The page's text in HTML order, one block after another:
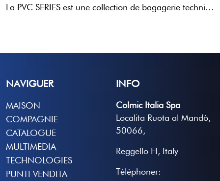
La PVC SERIES est une collection de bagagerie technique conçue pour le transport et le rangement de ...
NAVIGUER
MAISON
COMPAGNIE
CATALOGUE
MULTIMEDIA
TECHNOLOGIES
PUNTI VENDITA
INFO
Colmic Italia Spa
Localita Ruota al Mandò,
50066,
Reggello FI, Italy
Téléphoner: